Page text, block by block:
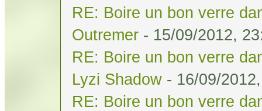
RE: Boire un bon verre
Outremer - 15/09/2012,
RE: Boire un bon verre
Lyzi Shadow - 16/09/
RE: Boire un bon verre